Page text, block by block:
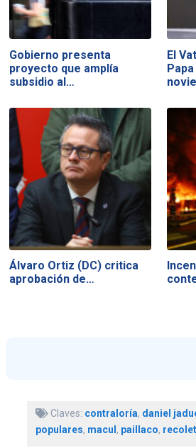
Gobierno presenta
proyecto que amplía
subsidio al…
El
Álvaro Ortiz (DC) critica
aprobación de…
Claves: contraloría, daniel
populares, macul, paillaco,